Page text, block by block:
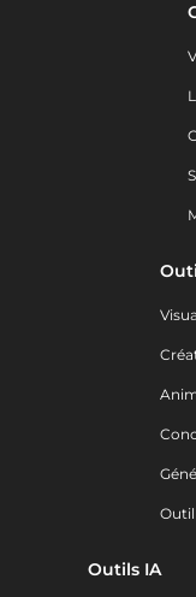
Outils IA